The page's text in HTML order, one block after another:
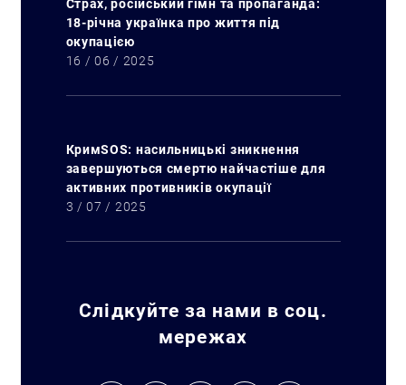
Страх, російський гімн та пропаганда:
18-річна українка про життя під
окупацією
16 / 06 / 2025
КримSOS: насильницькі зникнення
завершуються смертю найчастіше для
активних противників окупації
3 / 07 / 2025
Слідкуйте за нами в соц.
мережах